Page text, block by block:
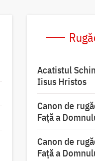
Acatistul
Iisus Hristos
Canon de
Faţă a
Canon de
Faţă a